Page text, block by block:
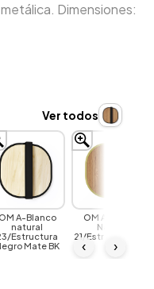
Dimensiones:
OM A-Blanco
natural
Estructura
Mate BK
OM A-Cerezo
Natural
21/Estructura Oro
GD
‹ ›
Ver todos